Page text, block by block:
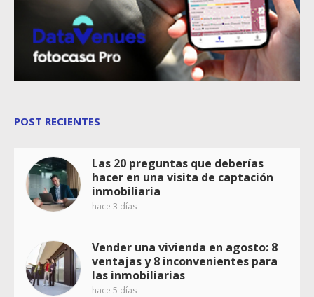
POST RECIENTES
Las 20 preguntas que deberías
hacer en una visita de captación
inmobiliaria
hace 3 días
Vender una vivienda en agosto: 8
ventajas y 8 inconvenientes para
las inmobiliarias
hace 5 días